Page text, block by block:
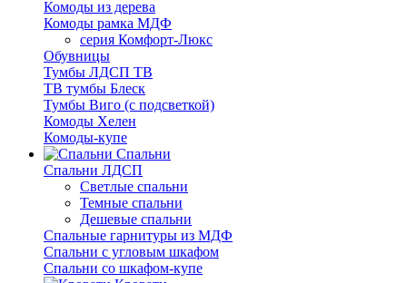
Комоды из дерева
Комоды рамка МДФ
серия Комфорт-Люкс
Обувницы
Тумбы ЛДСП ТВ
ТВ тумбы Блеск
Тумбы Виго (с подсветкой)
Комоды Хелен
Комоды-купе
Спальни
Спальни ЛДСП
Светлые спальни
Темные спальни
Дешевые спальни
Спальные гарнитуры из МДФ
Спальни с угловым шкафом
Спальни со шкафом-купе